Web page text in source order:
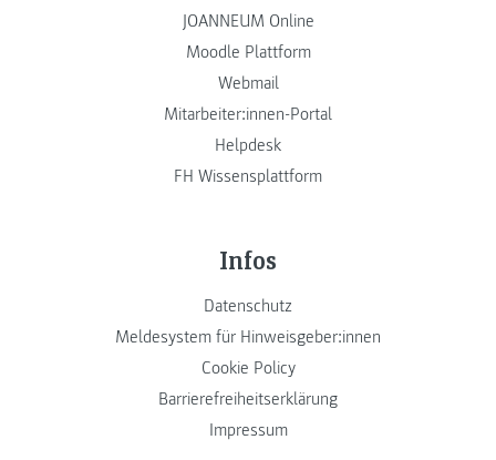
JOANNEUM Online
Moodle Plattform
Webmail
Mitarbeiter:innen-Portal
Helpdesk
FH Wissensplattform
Infos
Datenschutz
Meldesystem für Hinweisgeber:innen
Cookie Policy
Barrierefreiheitserklärung
Impressum